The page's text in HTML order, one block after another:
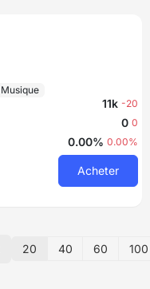
Musique
11k -20
0 0
0.00% 0.00%
Acheter
20 40 60 100